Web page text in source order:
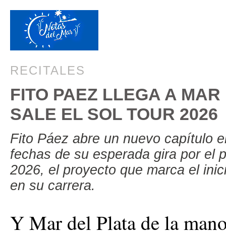
RECITALES
FITO PAEZ LLEGA A
SALE EL SOL TOUR 2026
Fito Páez abre un nuevo capítulo
fechas de su esperada gira por el
2026, el proyecto que marca el
en su carrera.
Y Mar del Plata de la